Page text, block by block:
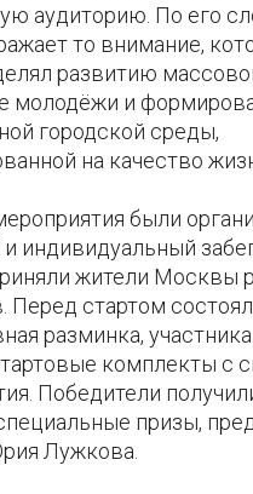
аудиторию. По его
то внимание,
развитию
молодёжи и
городской среды,
на качество
были
индивидуальный
жители Москвы
Перед стартом
разминка,
комплекты с
Победители
призы,
Лужкова.